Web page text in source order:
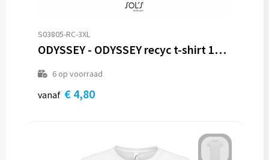
S03805-RC-3XL
ODYSSEY - ODYSSEY recyc t-shirt 170g
6op voorraad
vanaf € 4,80